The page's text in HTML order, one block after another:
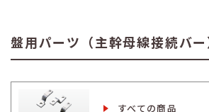
盤用パーツ（主幹母線接続バ
すべての商品